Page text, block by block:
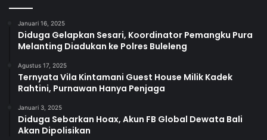
Januari 16, 2025
Diduga Gelapkan Sesari, Koordinator Pemangku Pura
Melanting Diadukan ke Polres Buleleng
Agustus 17, 2025
Ternyata Vila Kintamani Guest House Milik Kadek
Rahtini, Purnawan Hanya Penjaga
Januari 3, 2025
Diduga Sebarkan Hoax, Akun FB Global Dewata Bali
Akan Dipolisikan